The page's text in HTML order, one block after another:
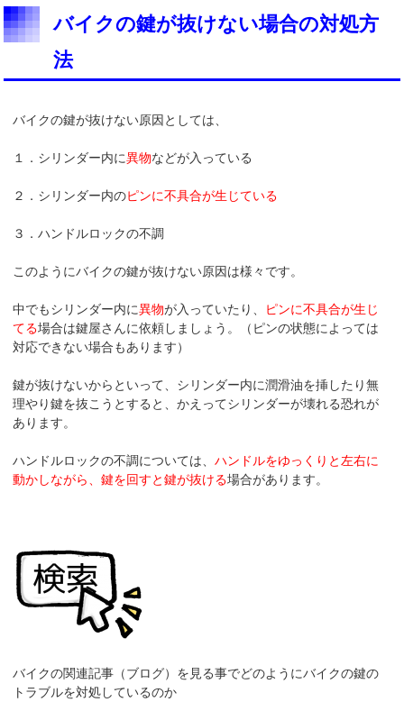
バイクの鍵が抜けない場合の対処方
法
バイクの鍵が抜けない原因としては、
１．シリンダー内に異物などが入っている
２．シリンダー内のピンに不具合が生じている
３．ハンドルロックの不調
このようにバイクの鍵が抜けない原因は様々です。
中でもシリンダー内に異物が入っていたり、 ピンに不具合が生じ
てる場合は鍵屋さんに依頼しましょう。（ピンの状態によっては
対応できない場合もあります）
鍵が抜けないからといって、シリンダー内に潤滑油を挿したり無
理やり鍵を抜こうとすると、かえってシリンダーが壊れる恐れが
あります。
ハンドルロックの不調については、ハンドルをゆっくりと左右に
動かしながら、鍵を回すと鍵が抜ける場合があります。
バイクの関連記事（ブログ）を見る事でどのようにバイクの鍵の
トラブルを対処しているのか